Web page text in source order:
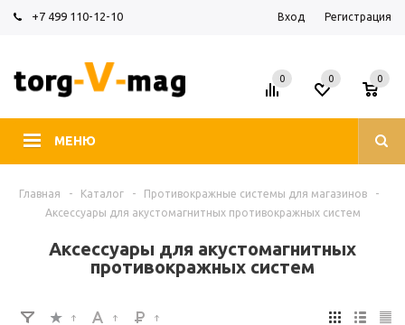
+7 499 110-12-10 Вход Регистрация
МЕНЮ
0 0
0
Главная - Каталог - Противокражные системы для магазинов
-
Аксессуары для акустомагнитных противокражных систем
Аксессуары для акустомагнитных
противокражных систем